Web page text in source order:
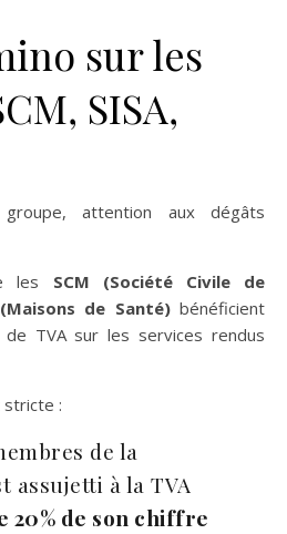
sur les
SISA,
attention aux dégâts
les SCM (Société Civile de
de Santé)bénéficient
de TVA sur les services rendus
stricte :
de la
assujetti à la TVA
20% de son chiffre